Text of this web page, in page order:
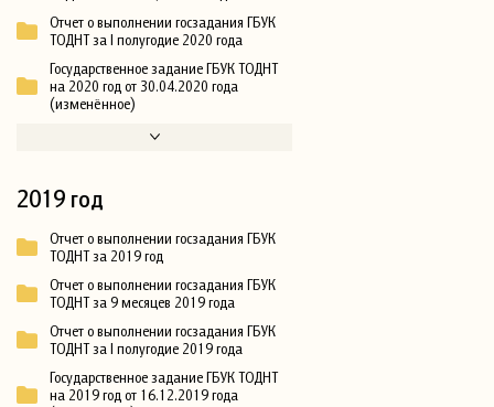
Отчет о выполнении госзадания ГБУК
ТОДНТ за I полугодие 2020 года
Государственное задание ГБУК ТОДНТ
на 2020 год от 30.04.2020 года
(изменённое)
2019 год
Отчет о выполнении госзадания ГБУК
ТОДНТ за 2019 год
Отчет о выполнении госзадания ГБУК
ТОДНТ за 9 месяцев 2019 года
Отчет о выполнении госзадания ГБУК
ТОДНТ за I полугодие 2019 года
Государственное задание ГБУК ТОДНТ
на 2019 год от 16.12.2019 года